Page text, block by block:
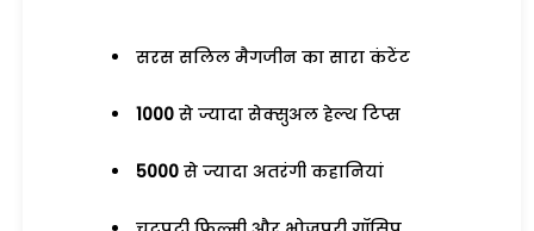
सरस सलिल मैगजीन का सारा कंटेंट
1000 से ज्यादा सेक्सुअल हेल्थ टिप्स
5000 से ज्यादा अतरंगी कहानियां